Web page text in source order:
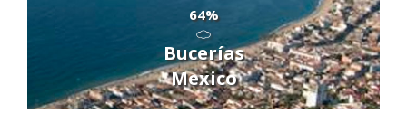
64%
Bucerías
Mexico